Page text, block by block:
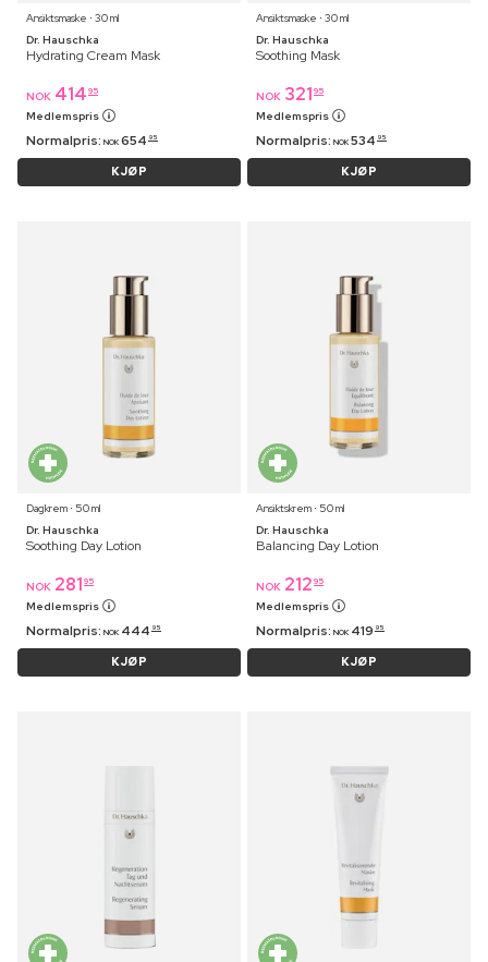
Ansiktsmaske ⋅ 30 ml
Dr. Hauschka
Hydrating Cream Mask
NOK 414 95
Medlemspris
Normalpris: NOK 654 95
KJØP
Ansiktsmaske ⋅ 30 ml
Dr. Hauschka
Soothing Mask
NOK 321 95
Medlemspris
Normalpris: NOK 534 95
KJØP
Dagkrem ⋅ 50 ml
Dr. Hauschka
Soothing Day Lotion
NOK 281 95
Medlemspris
Normalpris: NOK 444 95
KJØP
Ansiktskrem ⋅ 50 ml
Dr. Hauschka
Balancing Day Lotion
NOK 212 95
Medlemspris
Normalpris: NOK 419 95
KJØP